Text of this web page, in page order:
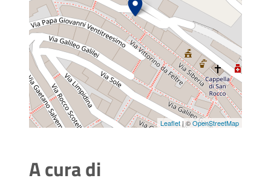
Leaflet| ©OpenStreetMap
A cura di